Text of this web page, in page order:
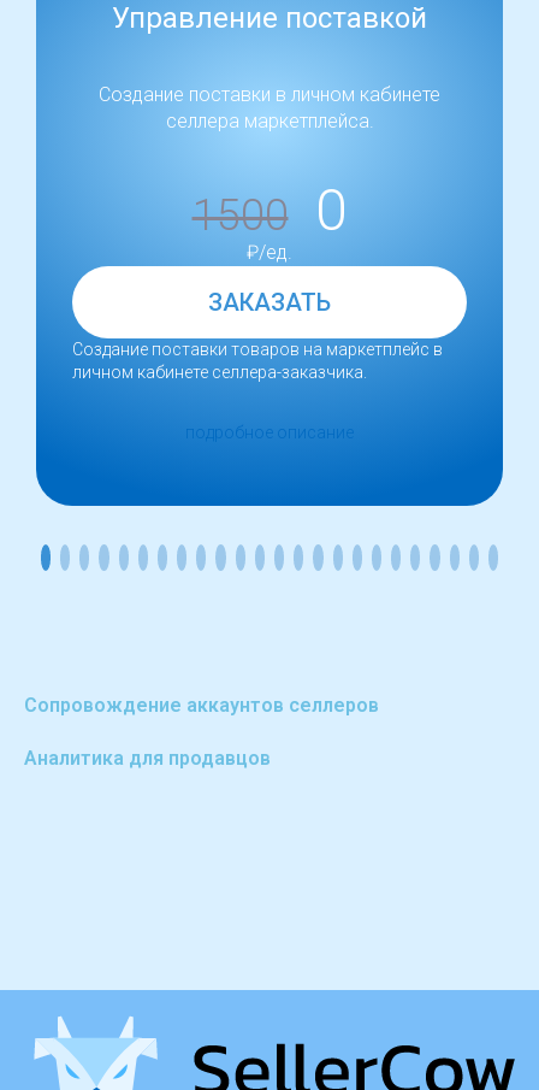
Управление поставкой
Создание поставки в личном кабинете
селлера маркетплейса.
1500 0
₽/ед.
ЗАКАЗАТЬ
Создание поставки товаров на маркетплейс в
личном кабинете селлера-заказчика.
подробное описание
Сопровождение аккаунтов селлеров
Аналитика для продавцов